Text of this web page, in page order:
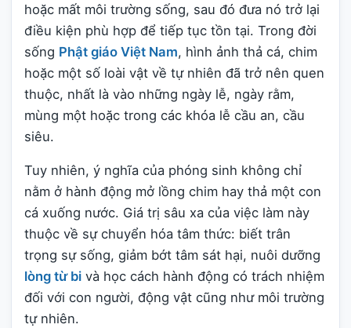
hoặc mất môi trường sống, sau đó đưa nó trở lại
điều kiện phù hợp để tiếp tục tồn tại. Trong đời
sống Phật giáo Việt Nam, hình ảnh thả cá, chim
hoặc một số loài vật về tự nhiên đã trở nên quen
thuộc, nhất là vào những ngày lễ, ngày rằm,
mùng một hoặc trong các khóa lễ cầu an, cầu
siêu.
Tuy nhiên, ý nghĩa của phóng sinh không chỉ
nằm ở hành động mở lồng chim hay thả một con
cá xuống nước. Giá trị sâu xa của việc làm này
thuộc về sự chuyển hóa tâm thức: biết trân
trọng sự sống, giảm bớt tâm sát hại, nuôi dưỡng
lòng từ bi và học cách hành động có trách nhiệm
đối với con người, động vật cũng như môi trường
tự nhiên.